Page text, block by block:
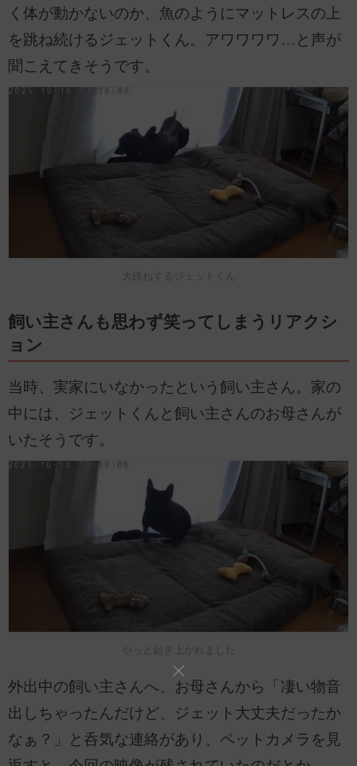
く体が動かないのか、魚のようにマットレスの上
を跳ね続けるジェットくん。アワワワワ…と声が
聞こえてきそうです。
大跳ねするジェットくん
飼い主さんも思わず笑ってしまうリアクシ
ョン
当時、実家にいなかったという飼い主さん。家の
中には、ジェットくんと飼い主さんのお母さんが
いたそうです。
やっと起き上がれました
外出中の飼い主さんへ、お母さんから「凄い物音
出しちゃったんだけど、ジェット大丈夫だったか
なぁ？」と呑気な連絡があり、ペットカメラを見